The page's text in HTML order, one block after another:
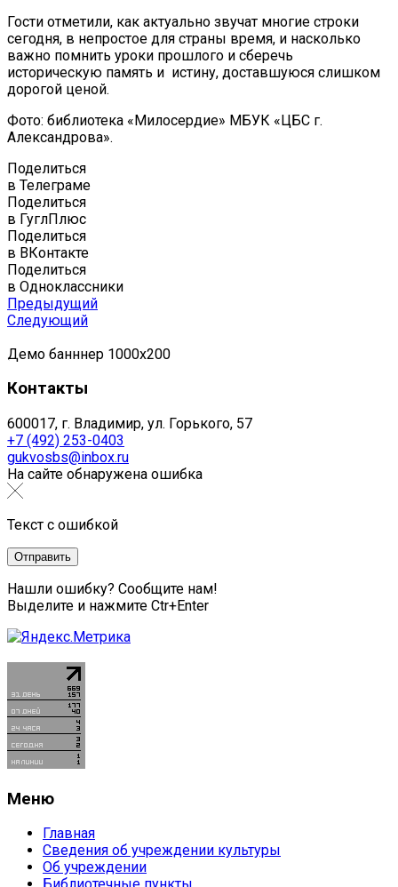
Гости отметили, как актуально звучат многие строки
сегодня, в непростое для страны время, и насколько
важно помнить уроки прошлого и сберечь
историческую память и истину, доставшуюся слишком
дорогой ценой.
Фото: библиотека «Милосердие» МБУК «ЦБС г.
Александрова».
Поделиться
в Телеграме
Поделиться
в ГуглПлюс
Поделиться
в ВКонтакте
Поделиться
в Одноклассники
Предыдущий
Следующий
Демо банннер 1000х200
Контакты
600017, г. Владимир, ул. Горького, 57
+7 (492) 253-0403
gukvosbs@inbox.ru
На сайте обнаружена ошибка
Текст с ошибкой
Нашли ошибку? Сообщите нам!
Выделите и нажмите Ctr+Enter
Меню
Главная
Сведения об учреждении культуры
Об учреждении